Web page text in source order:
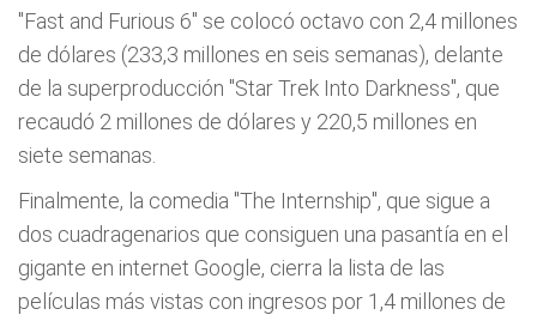
"Fast and Furious 6" se colocó octavo con 2,4 millones
de dólares (233,3 millones en seis semanas), delante
de la superproducción "Star Trek Into Darkness", que
recaudó 2 millones de dólares y 220,5 millones en
siete semanas.
Finalmente, la comedia "The Internship", que sigue a
dos cuadragenarios que consiguen una pasantía en el
gigante en internet Google, cierra la lista de las
películas más vistas con ingresos por 1,4 millones de